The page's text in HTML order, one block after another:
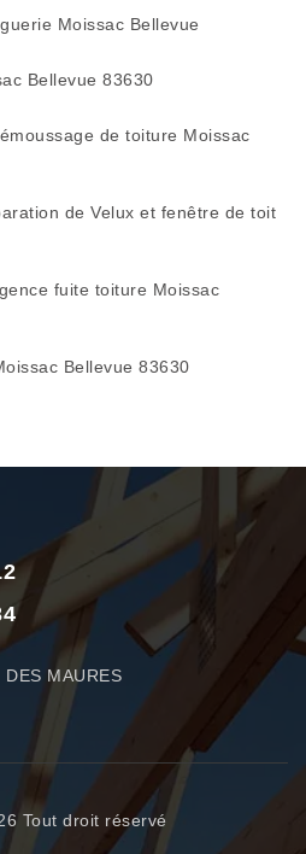
Moissac Bellevue
Bellevue 83630
de toiture Moissac
de Velux et fenêtre de toit
fuite toiture Moissac
Bellevue 83630
MAURES
Tout droit réservé